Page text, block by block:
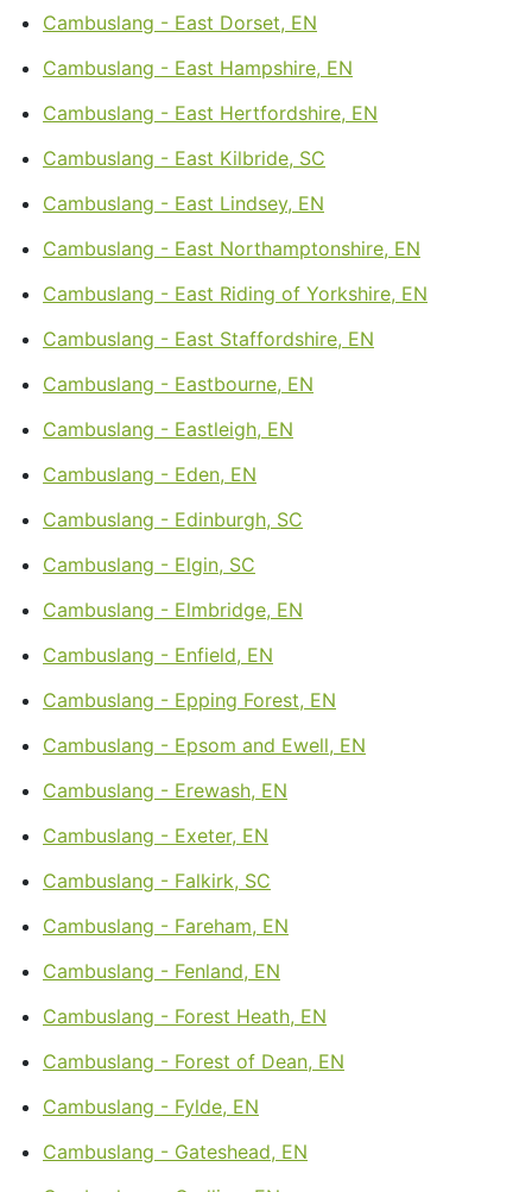
Cambuslang - East Dorset, EN
Cambuslang - East Hampshire, EN
Cambuslang - East Hertfordshire, EN
Cambuslang - East Kilbride, SC
Cambuslang - East Lindsey, EN
Cambuslang - East Northamptonshire, EN
Cambuslang - East Riding of Yorkshire, EN
Cambuslang - East Staffordshire, EN
Cambuslang - Eastbourne, EN
Cambuslang - Eastleigh, EN
Cambuslang - Eden, EN
Cambuslang - Edinburgh, SC
Cambuslang - Elgin, SC
Cambuslang - Elmbridge, EN
Cambuslang - Enfield, EN
Cambuslang - Epping Forest, EN
Cambuslang - Epsom and Ewell, EN
Cambuslang - Erewash, EN
Cambuslang - Exeter, EN
Cambuslang - Falkirk, SC
Cambuslang - Fareham, EN
Cambuslang - Fenland, EN
Cambuslang - Forest Heath, EN
Cambuslang - Forest of Dean, EN
Cambuslang - Fylde, EN
Cambuslang - Gateshead, EN